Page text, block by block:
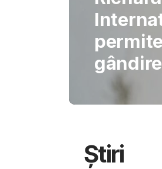
Gabriel
Oana
pentru
Știri